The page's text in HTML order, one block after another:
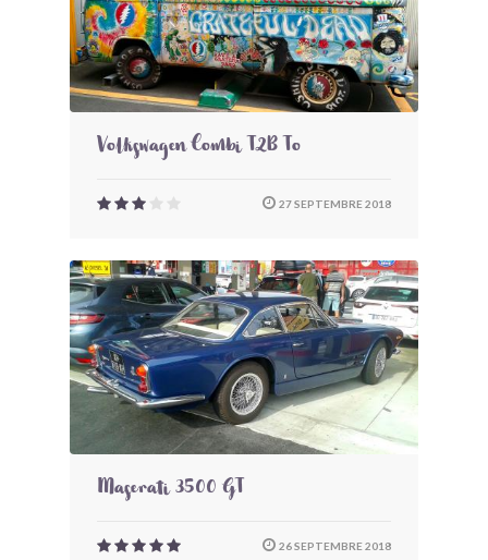
Volkswagen Combi T2B To
27 SEPTEMBRE 2018
Maserati 3500 GT
26 SEPTEMBRE 2018